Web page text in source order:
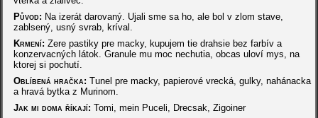
Původ: Na izerát darovaný. Ujali sme sa ho, ale bol v zlom stave,
zablsený, usný svrab, kríval.
Krmení: Zere pastiky pre macky, kupujem tie drahsie bez farbív a
konzervacných látok. Granule mu moc nechutia, obcas uloví mys, na
ktorej si pochutí.
Oblíbená hračka: Tunel pre macky, papierové vrecká, gulky, nahánacka
a hravá bytka z Murinom.
Jak mi doma říkají: Tomi, mein Puceli, Drecsak, Zigoiner